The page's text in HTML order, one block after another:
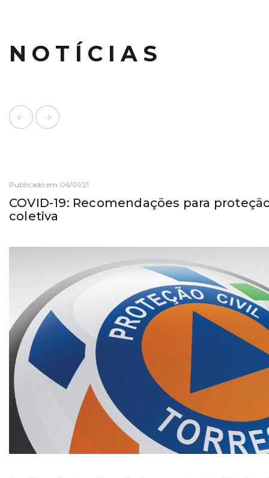
NOTÍCIAS
Publicado em 06/01/21
COVID-19: Recomendações para
coletiva